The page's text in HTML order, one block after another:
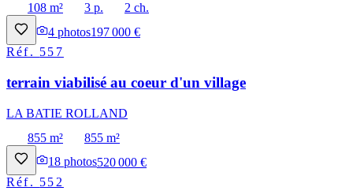
108 m²
3 p.
2 ch.
4 photos197 000 €
Réf. 557
terrain viabilisé au coeur d'un village
LA BATIE ROLLAND
855 m²
855 m²
18 photos520 000 €
Réf. 552